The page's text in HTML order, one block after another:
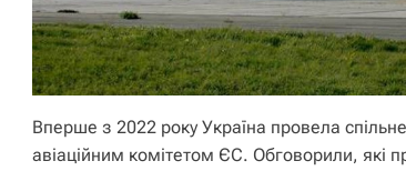
Вперше з 2022 року Україна провела
авіаційним комітетом ЄС. Обговорили, які